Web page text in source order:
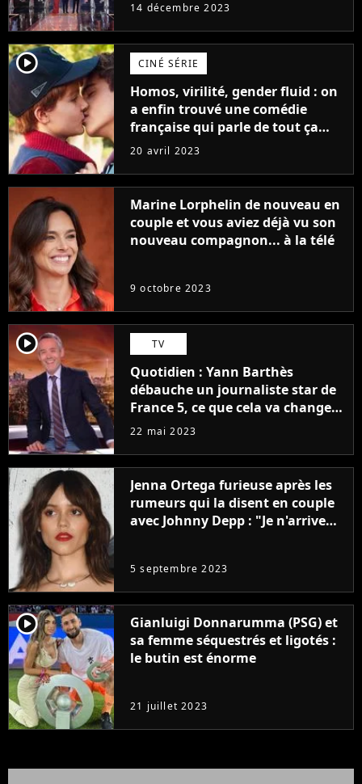
14 décembre 2023
player2 CINÉ SÉRIE
Homos, virilité, gender fluid : on
a enfin trouvé une comédie
française qui parle de tout ça
sans être super ringarde
20 avril 2023
Marine Lorphelin de nouveau en
couple et vous aviez déjà vu son
nouveau compagnon... à la télé
9 octobre 2023
player2 TV
Quotidien : Yann Barthès
débauche un journaliste star de
France 5, ce que cela va changer
à la rentrée
22 mai 2023
Jenna Ortega furieuse après les
rumeurs qui la disent en couple
avec Johnny Depp : "Je n'arrive
5 septembre 2023
player2
Gianluigi Donnarumma (PSG) et
sa femme séquestrés et ligotés :
le butin est énorme
21 juillet 2023